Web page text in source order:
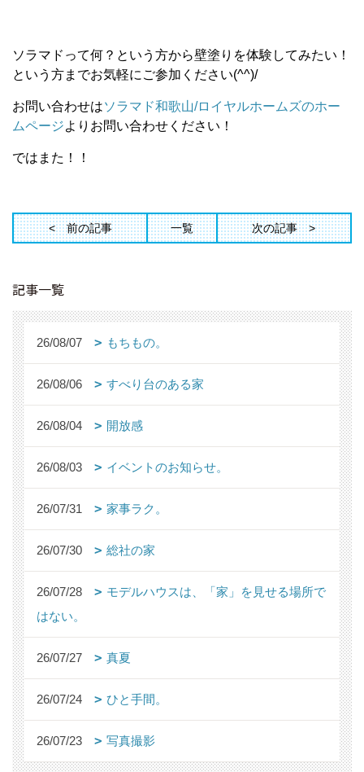
ソラマドって何？という方から壁塗りを体験してみたい！
という方までお気軽にご参加ください(^^)/
お問い合わせはソラマド和歌山/ロイヤルホームズのホー
ムページよりお問い合わせください！
ではまた！！
前の記事 一覧 次の記事
記事一覧
26/08/07 もちもの。
26/08/06 すべり台のある家
26/08/04 開放感
26/08/03 イベントのお知らせ。
26/07/31 家事ラク。
26/07/30 総社の家
26/07/28
モデルハウスは、「家」を見せる場所で
はない。
26/07/27 真夏
26/07/24 ひと手間。
26/07/23 写真撮影